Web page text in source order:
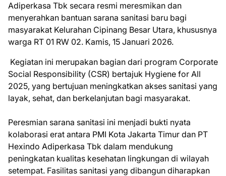
Adiperkasa Tbk secara resmi meresmikan dan
menyerahkan bantuan sarana sanitasi baru bagi
masyarakat Kelurahan Cipinang Besar Utara, khususnya
warga RT 01 RW 02. Kamis, 15 Januari 2026.
Kegiatan ini merupakan bagian dari program Corporate
Social Responsibility (CSR) bertajuk Hygiene for All
2025, yang bertujuan meningkatkan akses sanitasi yang
layak, sehat, dan berkelanjutan bagi masyarakat.
Peresmian sarana sanitasi ini menjadi bukti nyata
kolaborasi erat antara PMI Kota Jakarta Timur dan PT
Hexindo Adiperkasa Tbk dalam mendukung
peningkatan kualitas kesehatan lingkungan di wilayah
setempat. Fasilitas sanitasi yang dibangun diharapkan